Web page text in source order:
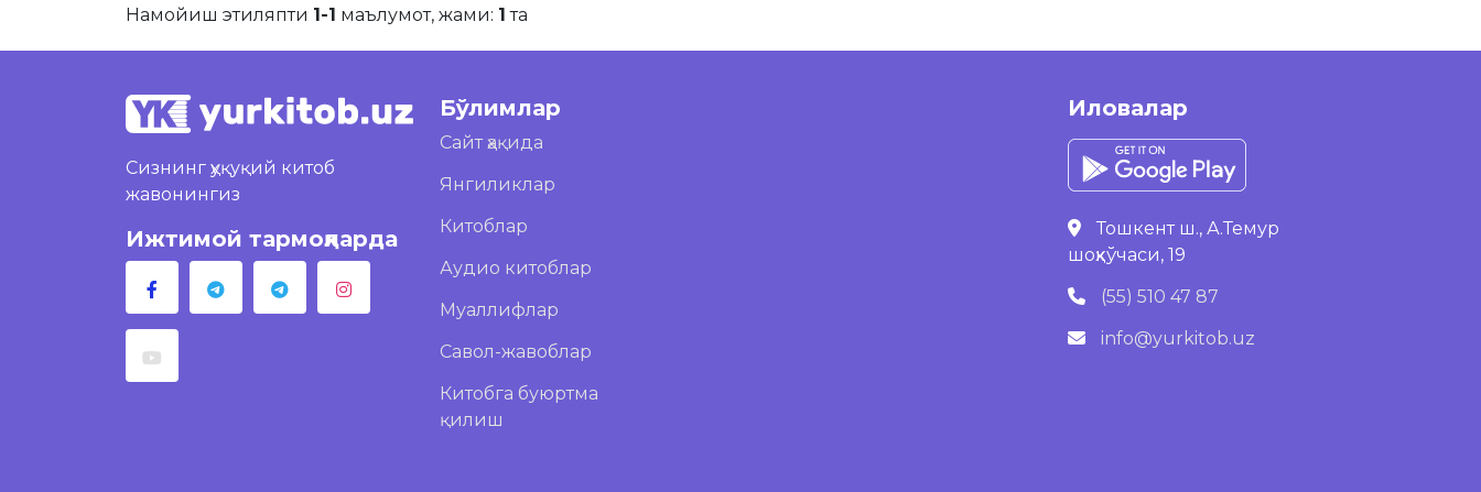
Намойиш этиляпти 1-1 маълумот, жами: 1 та
Сизнинг ҳуқуқий китоб
жавонингиз
Ижтимой тармоқларда
Бўлимлар
Сайт ҳақида
Янгиликлар
Китоблар
Аудио китоблар
Муаллифлар
Савол-жавоблар
Китобга буюртма
қилиш
Иловалар
Тошкент ш., А.Темур
шоҳкўчаси, 19
(55) 510 47 87
info@yurkitob.uz